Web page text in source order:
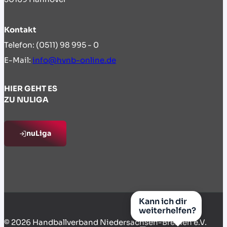
Kontakt
Telefon: (0511) 98 995 - 0
E-Mail: info@hvnb-online.de
HIER GEHT ES
ZU NULIGA
nuLiga
© 2026 Handballverband Niedersachsen-Bremen e.V.